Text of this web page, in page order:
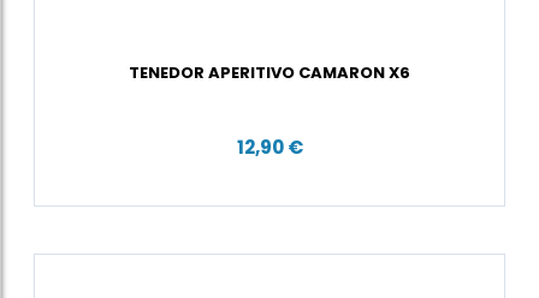
TENEDOR APERITIVO CAMARON X6
12,90 €